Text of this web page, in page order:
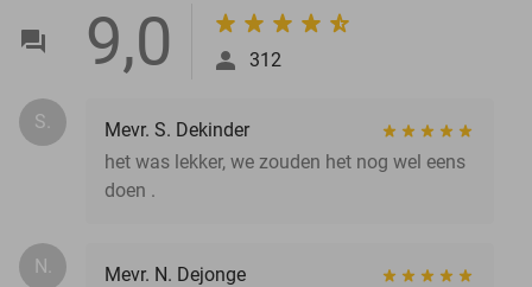
9,0 312
S.
Mevr. S. Dekinder
het was lekker, we zouden het nog wel eens
doen .
N.
Mevr. N. Dejonge